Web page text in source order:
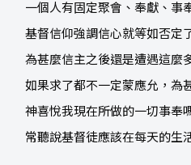
一個人有固定聚會、奉獻、事
基督信仰強調信心就等如否定
為甚麼信主之後還是遭遇這麼
如果求了都不一定蒙應允，為
神喜悅我現在所做的一切事奉
常聽說基督徒應該在每天的生